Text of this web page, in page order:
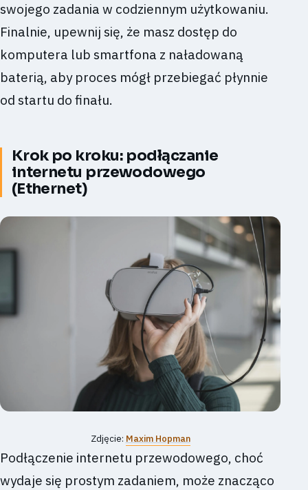
swojego zadania w codziennym użytkowaniu.
Finalnie, upewnij się, że masz dostęp do
komputera lub smartfona z naładowaną
baterią, aby proces mógł przebiegać płynnie
od startu do finału.
Krok po kroku: podłączanie
internetu przewodowego
(Ethernet)
Zdjęcie: Maxim Hopman
Podłączenie internetu przewodowego, choć
wydaje się prostym zadaniem, może znacząco